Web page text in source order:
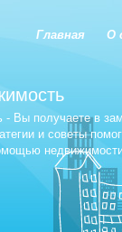
Главная О
- Вы получаете в
и советы